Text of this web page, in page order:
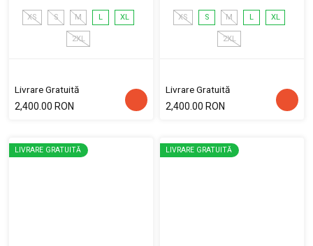
XS S M L XL
2XL
Livrare Gratuită
2,400.00 RON
XS S M L XL
2XL
Livrare Gratuită
2,400.00 RON
LIVRARE GRATUITĂ LIVRARE GRATUITĂ